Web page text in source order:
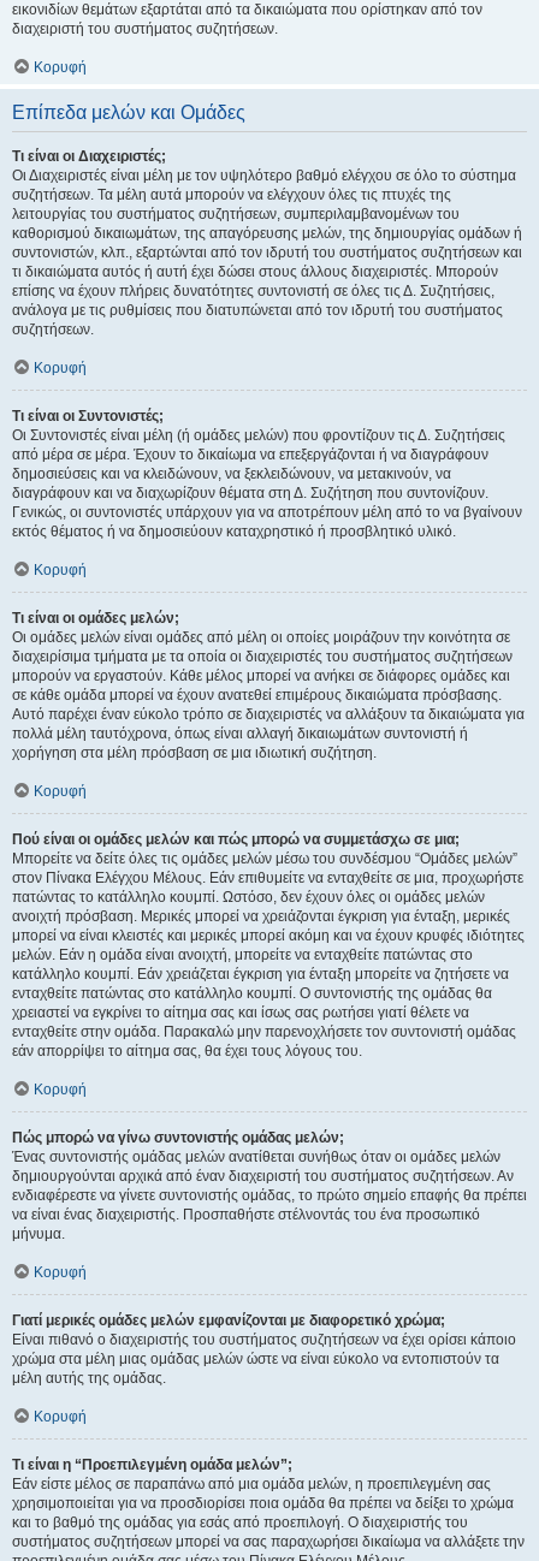
εικονιδίων θεμάτων εξαρτάται από τα δικαιώματα που ορίστηκαν από τον
διαχειριστή του συστήματος συζητήσεων.
Κορυφή
Επίπεδα μελών και Ομάδες
Τι είναι οι Διαχειριστές;
Οι Διαχειριστές είναι μέλη με τον υψηλότερο βαθμό ελέγχου σε όλο το σύστημα
συζητήσεων. Τα μέλη αυτά μπορούν να ελέγχουν όλες τις πτυχές της
λειτουργίας του συστήματος συζητήσεων, συμπεριλαμβανομένων του
καθορισμού δικαιωμάτων, της απαγόρευσης μελών, της δημιουργίας ομάδων ή
συντονιστών, κλπ., εξαρτώνται από τον ιδρυτή του συστήματος συζητήσεων και
τι δικαιώματα αυτός ή αυτή έχει δώσει στους άλλους διαχειριστές. Μπορούν
επίσης να έχουν πλήρεις δυνατότητες συντονιστή σε όλες τις Δ. Συζητήσεις,
ανάλογα με τις ρυθμίσεις που διατυπώνεται από τον ιδρυτή του συστήματος
συζητήσεων.
Κορυφή
Τι είναι οι Συντονιστές;
Οι Συντονιστές είναι μέλη (ή ομάδες μελών) που φροντίζουν τις Δ. Συζητήσεις
από μέρα σε μέρα. Έχουν το δικαίωμα να επεξεργάζονται ή να διαγράφουν
δημοσιεύσεις και να κλειδώνουν, να ξεκλειδώνουν, να μετακινούν, να
διαγράφουν και να διαχωρίζουν θέματα στη Δ. Συζήτηση που συντονίζουν.
Γενικώς, οι συντονιστές υπάρχουν για να αποτρέπουν μέλη από το να βγαίνουν
εκτός θέματος ή να δημοσιεύουν καταχρηστικό ή προσβλητικό υλικό.
Κορυφή
Τι είναι οι ομάδες μελών;
Οι ομάδες μελών είναι ομάδες από μέλη οι οποίες μοιράζουν την κοινότητα σε
διαχειρίσιμα τμήματα με τα οποία οι διαχειριστές του συστήματος συζητήσεων
μπορούν να εργαστούν. Κάθε μέλος μπορεί να ανήκει σε διάφορες ομάδες και
σε κάθε ομάδα μπορεί να έχουν ανατεθεί επιμέρους δικαιώματα πρόσβασης.
Αυτό παρέχει έναν εύκολο τρόπο σε διαχειριστές να αλλάξουν τα δικαιώματα για
πολλά μέλη ταυτόχρονα, όπως είναι αλλαγή δικαιωμάτων συντονιστή ή
χορήγηση στα μέλη πρόσβαση σε μια ιδιωτική συζήτηση.
Κορυφή
Πού είναι οι ομάδες μελών και πώς μπορώ να συμμετάσχω σε μια;
Μπορείτε να δείτε όλες τις ομάδες μελών μέσω του συνδέσμου “Ομάδες μελών”
στον Πίνακα Ελέγχου Μέλους. Εάν επιθυμείτε να ενταχθείτε σε μια, προχωρήστε
πατώντας το κατάλληλο κουμπί. Ωστόσο, δεν έχουν όλες οι ομάδες μελών
ανοιχτή πρόσβαση. Μερικές μπορεί να χρειάζονται έγκριση για ένταξη, μερικές
μπορεί να είναι κλειστές και μερικές μπορεί ακόμη και να έχουν κρυφές ιδιότητες
μελών. Εάν η ομάδα είναι ανοιχτή, μπορείτε να ενταχθείτε πατώντας στο
κατάλληλο κουμπί. Εάν χρειάζεται έγκριση για ένταξη μπορείτε να ζητήσετε να
ενταχθείτε πατώντας στο κατάλληλο κουμπί. Ο συντονιστής της ομάδας θα
χρειαστεί να εγκρίνει το αίτημα σας και ίσως σας ρωτήσει γιατί θέλετε να
ενταχθείτε στην ομάδα. Παρακαλώ μην παρενοχλήσετε τον συντονιστή ομάδας
εάν απορρίψει το αίτημα σας, θα έχει τους λόγους του.
Κορυφή
Πώς μπορώ να γίνω συντονιστής ομάδας μελών;
Ένας συντονιστής ομάδας μελών ανατίθεται συνήθως όταν οι ομάδες μελών
δημιουργούνται αρχικά από έναν διαχειριστή του συστήματος συζητήσεων. Αν
ενδιαφέρεστε να γίνετε συντονιστής ομάδας, το πρώτο σημείο επαφής θα πρέπει
να είναι ένας διαχειριστής. Προσπαθήστε στέλνοντάς του ένα προσωπικό
μήνυμα.
Κορυφή
Γιατί μερικές ομάδες μελών εμφανίζονται με διαφορετικό χρώμα;
Είναι πιθανό ο διαχειριστής του συστήματος συζητήσεων να έχει ορίσει κάποιο
χρώμα στα μέλη μιας ομάδας μελών ώστε να είναι εύκολο να εντοπιστούν τα
μέλη αυτής της ομάδας.
Κορυφή
Τι είναι η “Προεπιλεγμένη ομάδα μελών”;
Εάν είστε μέλος σε παραπάνω από μια ομάδα μελών, η προεπιλεγμένη σας
χρησιμοποιείται για να προσδιορίσει ποια ομάδα θα πρέπει να δείξει το χρώμα
και το βαθμό της ομάδας για εσάς από προεπιλογή. Ο διαχειριστής του
συστήματος συζητήσεων μπορεί να σας παραχωρήσει δικαίωμα να αλλάξετε την